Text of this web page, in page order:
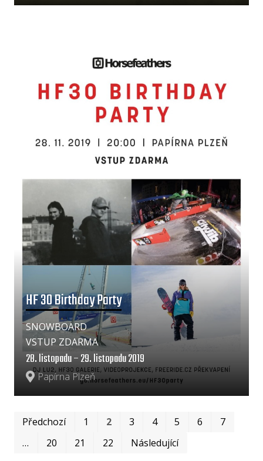
HF 30 Birthday Party
Papírna Plzeň
28. listopadu – 29. listopadu 2019
VSTUP ZDARMA
SNOWBOARD
Předchozí 1 2 3 4 5 6
7
…
20 21 22 Následující